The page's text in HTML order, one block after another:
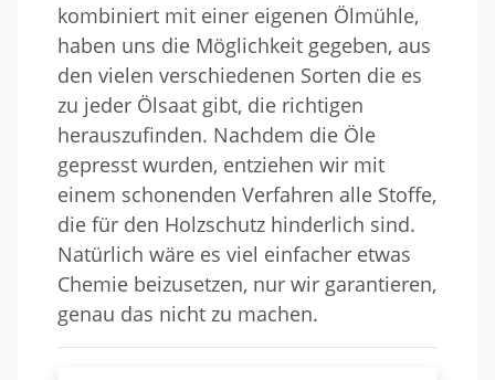
kombiniert mit einer eigenen Ölmühle,
haben uns die Möglichkeit gegeben, aus
den vielen verschiedenen Sorten die es
zu jeder Ölsaat gibt, die richtigen
herauszufinden. Nachdem die Öle
gepresst wurden, entziehen wir mit
einem schonenden Verfahren alle Stoffe,
die für den Holzschutz hinderlich sind.
Natürlich wäre es viel einfacher etwas
Chemie beizusetzen, nur wir garantieren,
genau das nicht zu machen.